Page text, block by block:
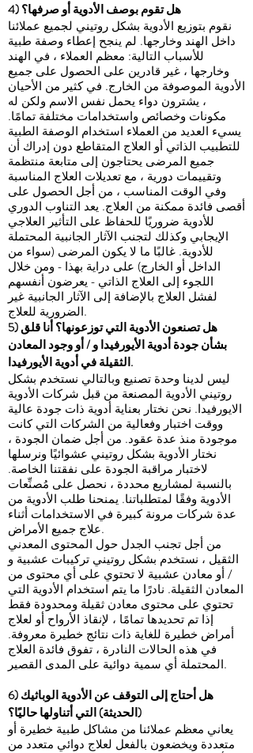
4) هل تقوم بوصف الأدوية أو صرفها؟
نقوم بتوزيع الأدوية بشكل روتيني لجميع عملائنا
داخل الهند وخارجها. لم ينجح إعطاء وصفة طبية
للأسباب التالية: معظم العملاء ، في الهند
وخارجها ، غير قادرين على الحصول على جميع
الأدوية الموصوفة من الخارج. في كثير من الأحيان
، يشترون دواء يحمل نفس الاسم ولكن له
مكونات وخصائص واستخدامات مختلفة تمامًا.
يسيء العديد من العملاء استخدام الوصفة الطبية
للتطبيب الذاتي أو العلاج المتقاطع دون إدراك أن
جميع المرضى يحتاجون إلى متابعة منتظمة
وتقييمات دورية ، مع تعديلات العلاج المناسبة
وفي الوقت المناسب ، من أجل الحصول على
أقصى فائدة ممكنة من العلاج. يعد التناوب الدوري
للأدوية ضروريًا للحفاظ على التأثير العلاجي
الإيجابي وكذلك لتجنب الآثار الجانبية المحتملة
للأدوية. غالبًا ما لا يكون المرضى (سواء من
الداخل أو الخارج) على دراية بهذا - ومن خلال
اللجوء إلى العلاج الذاتي - يعرضون أنفسهم
لفشل العلاج بالإضافة إلى الآثار الجانبية غير
الضرورية للعلاج.
5) هل تصنعون الأدوية التي توزعونها؟ أنا قلق
بشأن جودة أدوية الأيورفيدا و / أو وجود المعادن
الثقيلة في أدوية الأيورفيدا.
ليس لدينا وحدة تصنيع وبالتالي نستخدم بشكل
روتيني الأدوية المصنعة من قبل شركات الأدوية
الايورفيدا. نحن نختار بعناية أدوية ذات جودة عالية
ووقت اختبار وفعالية من الشركات التي كانت
موجودة منذ عدة عقود. من أجل ضمان الجودة ،
نختار الأدوية بشكل روتيني عشوائيًا ونرسلها
لاختبار مراقبة الجودة على نفقتنا الخاصة.
بالنسبة لمشاريع محددة ، نحصل على مُصنِّعات
الأدوية وفقًا لمتطلباتنا. يمنحنا طلب الأدوية من
عدة شركات مرونة كبيرة في الاستخدامات أثناء
علاج جميع الأمراض.
من أجل تجنب الجدل حول المحتوى المعدني
الثقيل ، نستخدم بشكل روتيني تركيبات عشبية و
/ أو معادن عشبية لا تحتوي على أي محتوى من
المعادن الثقيلة. نادرًا ما يتم استخدام الأدوية التي
تحتوي على محتوى معادن ثقيلة ومحدودة فقط
إذا تم تحديدها تمامًا ، لإنقاذ الأرواح أو لعلاج
أمراض خطيرة للغاية ذات نتائج خطيرة معروفة.
في هذه الحالات النادرة ، تفوق فائدة العلاج
المحتملة أي سمية دوائية على المدى القصير.
6) هل أحتاج إلى التوقف عن الأدوية الوباثيك
(الحديثة) التي أتناولها حاليًا؟
يعاني معظم عملائنا من مشاكل طبية خطيرة أو
متعددة ويخضعون بالفعل لعلاج دوائي متعدد من